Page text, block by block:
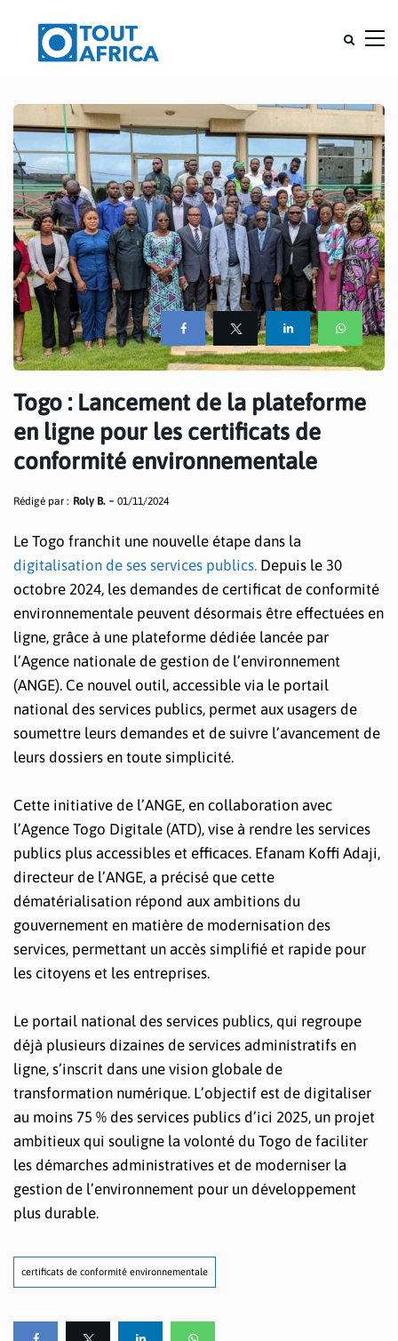
Togo : Lancement de la plateforme
en ligne pour les certificats de
conformité environnementale
Rédigé par : Roly B. 01/11/2024
Le Togo franchit une nouvelle étape dans la
digitalisation de ses services publics. Depuis le 30
octobre 2024, les demandes de certificat de conformité
environnementale peuvent désormais être effectuées en
ligne, grâce à une plateforme dédiée lancée par
l’Agence nationale de gestion de l’environnement
(ANGE). Ce nouvel outil, accessible via le portail
national des services publics, permet aux usagers de
soumettre leurs demandes et de suivre l’avancement de
leurs dossiers en toute simplicité.
Cette initiative de l’ANGE, en collaboration avec
l’Agence Togo Digitale (ATD), vise à rendre les services
publics plus accessibles et efficaces. Efanam Koffi Adaji,
directeur de l’ANGE, a précisé que cette
dématérialisation répond aux ambitions du
gouvernement en matière de modernisation des
services, permettant un accès simplifié et rapide pour
les citoyens et les entreprises.
Le portail national des services publics, qui regroupe
déjà plusieurs dizaines de services administratifs en
ligne, s’inscrit dans une vision globale de
transformation numérique. L’objectif est de digitaliser
au moins 75 % des services publics d’ici 2025, un projet
ambitieux qui souligne la volonté du Togo de faciliter
les démarches administratives et de moderniser la
gestion de l’environnement pour un développement
plus durable.
certificats de conformité environnementale